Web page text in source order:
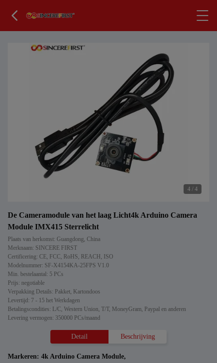
4 / 4
De Cameramodule van het laag Licht4k Arduino Camera
Module IMX415 Sterrelicht
Plaats van herkomst: Guangdong, China
Merknaam: SINCERE FIRST
Certificering: CE, FCC, RoHS, REACH, ISO
Modelnummer: SF-X4154KA-25FPS V1.0
Min. bestelaantal: 5 PCs
Prijs: negotiable
Verpakking Details: Pakket, Kartondoos
Levertijd: 7 - 15 het Werkdagen
Betalingscondities: L/C, Western Union, T/T, MoneyGram, Paypal en anderen
Levering vermogen: 350000 PCs/maand
Detail Beschrijving
Markeren: 4k Arduino Camera Module,